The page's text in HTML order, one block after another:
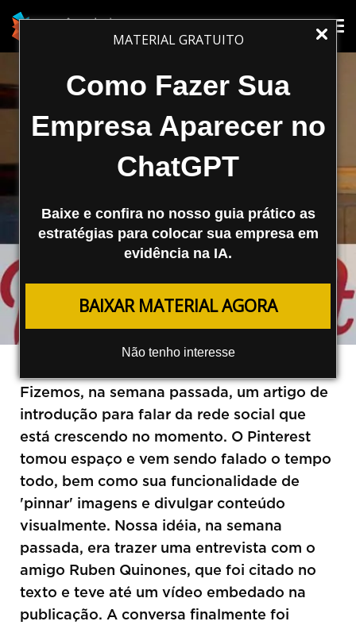
MATERIAL GRATUITO
Como Fazer Sua
Empresa Aparecer no
ChatGPT
Baixe e confira no nosso guia prático as
estratégias para colocar sua empresa em
evidência na IA.
BAIXAR MATERIAL AGORA
Não tenho interesse
Entrevista: Ruben Quinones e o
Fizemos, na semana passada, um artigo de
introdução para falar da rede social que
está crescendo no momento. O Pinterest
tomou espaço e vem sendo falado o tempo
todo, bem como sua funcionalidade de
'pinnar' imagens e divulgar conteúdo
visualmente. Nossa idéia, na semana
passada, era trazer uma entrevista com o
amigo Ruben Quinones, que foi citado no
texto e teve até um vídeo embedado na
publicação. A conversa finalmente foi